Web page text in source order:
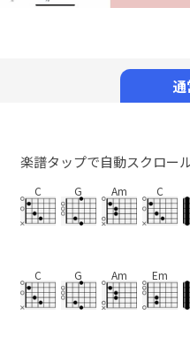
楽譜タップで自動スクロー
C G Am C
C G Am Em